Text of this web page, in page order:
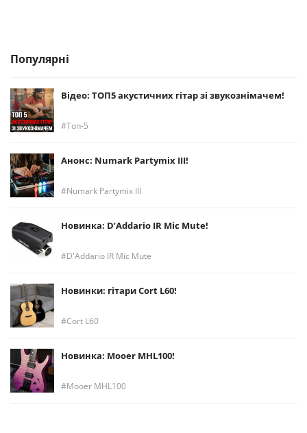
Популярні
Відео: ТОП5 акустичних гітар зі звукознімачем!
Топ-5
Анонс: Numark Partymix III!
Numark Partymix III
Новинка: D’Addario IR Mic Mute!
D'Addario IR Mic Mute
Новинки: гітари Cort L60!
Cort L60
Новинка: Mooer MHL100!
Mooer MHL100